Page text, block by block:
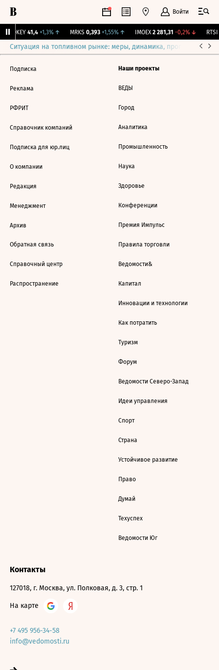
Войти
OKEY 41,4 +1,3%↑ MRKS 0,393 +1,55%↑ IMOEX 2 281,31 -0,2%↓ RTSI
Ситуация на топливном рынке: меры, динамика, прогнозы
Подписка
Реклама
РФРИТ
Справочник компаний
Подписка для юр.лиц
О компании
Редакция
Менеджмент
Архив
Обратная связь
Справочный центр
Распространение
Наши проекты
ВЕДЫ
Город
Аналитика
Промышленность
Наука
Здоровье
Конференции
Премия Импульс
Правила торговли
Ведомости&
Капитал
Инновации и технологии
Как потратить
Туризм
Форум
Ведомости Северо-Запад
Идеи управления
Спорт
Страна
Устойчивое развитие
Право
Думай
Техуспех
Ведомости Юг
Контакты
127018, г. Москва, ул. Полковая, д. 3, стр. 1
На карте
+7 495 956-34-58
info@vedomosti.ru